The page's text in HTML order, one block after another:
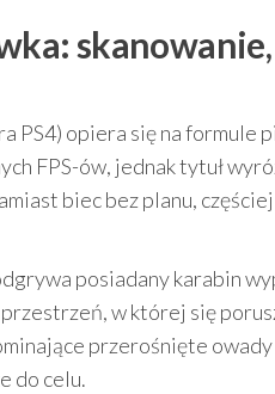
PS4) opiera się na
FPS-ów, jednak tytuł
biec bez planu,
posiadany karabin
w której się
przerośnięte
do celu.